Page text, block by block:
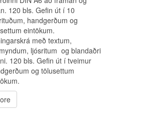
120 bls. Gefin út í 10
handgerðum og
eintökum.
með textum,
ljósritum og blandaðri
120 bls. Gefin út í tveimur
og tölusettum
sýningarskrár segir:
er um
af mér
að umhverfinu.
er um
mína
umhverfinu.
fæðingarblettir, stærðir,